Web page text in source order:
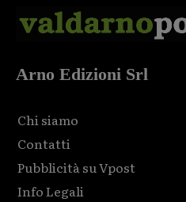
Arno Edizioni Srl
Chi siamo
Contatti
Pubblicità su Vpost
Info Legali